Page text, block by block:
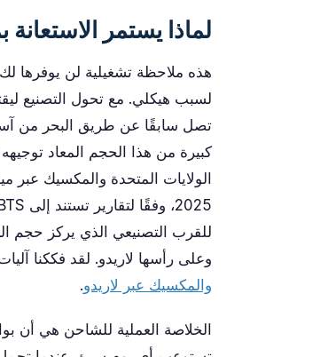
لماذا يستمر
هذه ملاحظة تشغيلية لن يوفرها
لسبب هيكلي. مع تحول التصنيع
تصل سابقًا عن طريق البحر من
كبيرة من هذا الحجم المعاد
للقرب التصنيعي الذي يركز حجم
وعلى رأسها لاريدو. لقد فككنا
والمكسيك عبر لاريدو.
الخلاصة العملية للشاحن هي أن